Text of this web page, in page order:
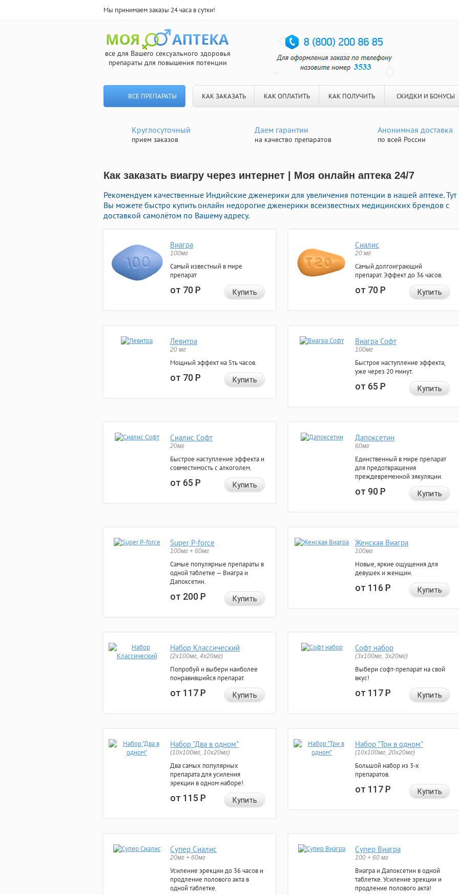
Мы принимаем заказы 24 часа в сутки!
все для Вашего сексуального здоровья
препараты для повышения потенции
ВСЕ ПРЕПАРАТЫ КАК ЗАКАЗАТЬ КАК ОПЛАТИТЬ КАК ПОЛУЧИТЬ СКИДКИ И БОНУСЫ
Круглосуточный
прием заказов
Даем гарантии
на качество препаратов
Анонимная доставка
по всей России
Как заказать виагру через интернет | Моя онлайн аптека 24/7
Рекомендуем качественные Индийские дженерики для увеличения потенции в нашей аптеке. Тут
Вы можете быстро купить онлайн недорогие дженерики всеизвестных медицинских брендов с
доставкой самолётом по Вашему адресу.
Виагра
100мг
Самый известный в мире
препарат
от 70Р Купить
Сиалис
20 мг
Самый долгоиграющий
препарат. Эффект до 36 часов.
от 70Р Купить
Левитра
20 мг
Мощный эффект на 5ть часов.
от 70Р Купить
Виагра Софт
100мг
Быстрое наступление эффекта,
уже через 20 минут.
от 65Р Купить
Сиалис Софт
20мг
Быстрое наступление эффекта и
совместимость с алкоголем.
от 65Р Купить
Дапоксетин
60мг
Единственный в мире препарат
для предотвращения
преждевременной эякуляции.
от 90Р Купить
Super P-force
100мг + 60мг
Самые популярные препараты в
одной таблетке — Виагра и
Дапоксетин.
от 200Р Купить
Женская Виагра
100мг
Новые, яркие ощущения для
девушек и женщин.
от 116Р Купить
Набор Классический
(2x100мг, 4x20мг)
Попробуй и выбери наиболее
понравившийся препарат.
от 117Р Купить
Софт набор
(3x100мг, 3x20мг)
Выбери софт-препарат на свой
вкус!
от 117Р Купить
Набор "Два в одном"
(10x100мг, 10x20мг)
Два самых популярных
препарата для усиления
эрекции в одном наборе!
от 115Р Купить
Набор "Три в одном"
(10x100мг, 20x20мг)
Большой набор из 3-х
препаратов.
от 117Р Купить
Супер Сиалис
20мг + 60мг
Усиление эрекции до 36 часов и
продление полового акта в
одной таблетке.
Супер Виагра
100 + 60 мг
Виагра и Дапоксетин в одной
таблетке. Усиление эрекции и
продление полового акта!